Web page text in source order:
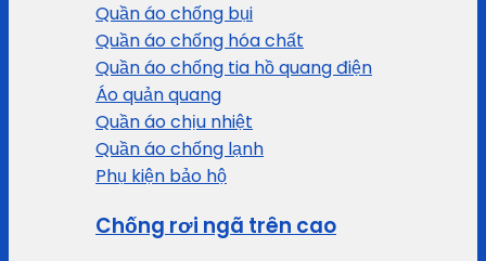
Quần áo chống bụi
Quần áo chống hóa chất
Quần áo chống tia hồ quang điện
Áo quản quang
Quần áo chịu nhiệt
Quần áo chống lạnh
Phụ kiện bảo hộ
Chống rơi ngã trên cao